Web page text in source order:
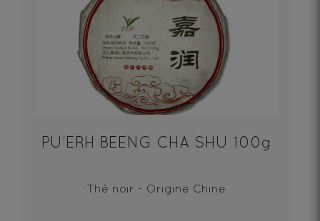
PU‘ERH BEENG CHA SHU 100g
Thé noir - Origine Chine